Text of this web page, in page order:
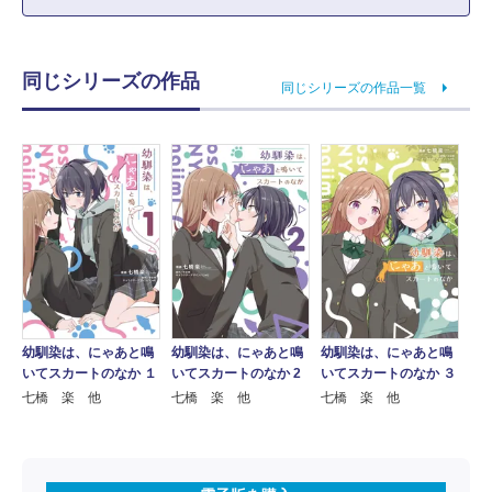
同じシリーズの作品 同じシリーズの作品一覧
幼馴染は、にゃあと鳴
いてスカートのなか １
七橋 楽 他
幼馴染は、にゃあと鳴
いてスカートのなか 2
七橋 楽 他
幼馴染は、にゃあと鳴
いてスカートのなか ３
七橋 楽 他